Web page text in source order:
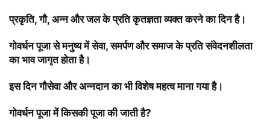
प्रकृति, गौ, अन्न और जल के प्रतिकृतज्ञता व्यक्त करने का दिन है।
गोवर्धन पूजा से मनुष्य में सेवा, समर्पण और समाज के प्रति संवेदनशीलता
का भाव जागृत होता है।
इस दिन गौसेवा और अन्नदान का भी विशेष महत्व माना गया है।
गोवर्धन पूजा में किसकी पूजा की जाती है?